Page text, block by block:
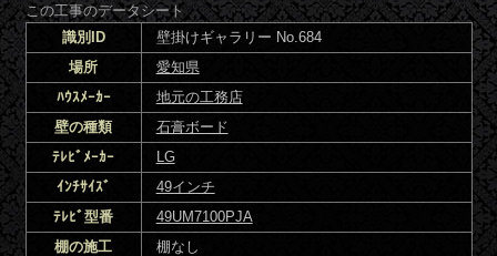
この工事のデータシート
識別ID
壁掛けギャラリー No.684
場所
愛知県
ﾊｳｽﾒｰｶｰ
地元の工務店
壁の種類
石膏ボード
ﾃﾚﾋﾞﾒｰｶｰ
LG
ｲﾝﾁｻｲｽﾞ
49インチ
ﾃﾚﾋﾞ型番
49UM7100PJA
棚の施工
棚なし